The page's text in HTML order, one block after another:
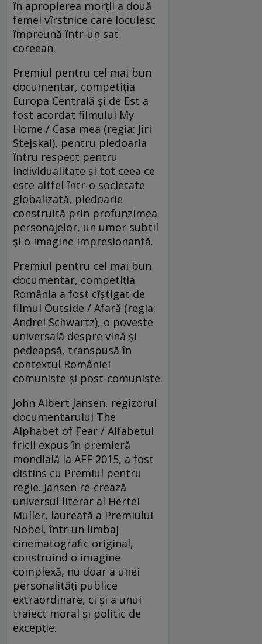
în apropierea morții a două
femei vîrstnice care locuiesc
împreună într-un sat
coreean.
Premiul pentru cel mai bun
documentar, competiția
Europa Centrală și de Est a
fost acordat filmului My
Home / Casa mea (regia: Jiri
Stejskal), pentru pledoaria
întru respect pentru
individualitate și tot ceea ce
este altfel într-o societate
globalizată, pledoarie
construită prin profunzimea
personajelor, un umor subtil
și o imagine impresionantă.
Premiul pentru cel mai bun
documentar, competiția
România a fost cîștigat de
filmul Outside / Afară (regia:
Andrei Schwartz), o poveste
universală despre vină și
pedeapsă, transpusă în
contextul României
comuniste și post-comuniste.
John Albert Jansen, regizorul
documentarului The
Alphabet of Fear / Alfabetul
fricii expus în premieră
mondială la AFF 2015, a fost
distins cu Premiul pentru
regie. Jansen re-crează
universul literar al Hertei
Muller, laureată a Premiului
Nobel, într-un limbaj
cinematografic original,
construind o imagine
complexă, nu doar a unei
personalități publice
extraordinare, ci și a unui
traiect moral și politic de
excepție.